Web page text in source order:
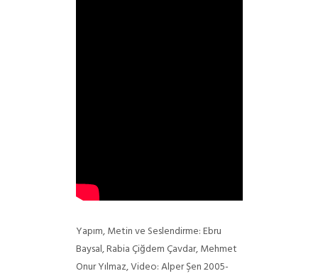
Yapım, Metin ve Seslendirme: Ebru
Baysal, Rabia Çiğdem Çavdar, Mehmet
Onur Yılmaz, Video: Alper Şen 2005-